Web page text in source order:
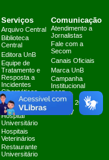
Serviços
Arquivo Central
Biblioteca
Central
Editora UnB
Equipe de
Tratamento e
Resposta a
Incidentes
Cibernéticos
Fazenda Água
Limpa
Hospital
Universitário
Hospitais
Veterinários
Restaurante
Universitário
Comunicação
Atendimento a
Jornalistas
Fale com a
Secom
Canais Oficiais
Marca UnB
Campanha
Institucional
2025
Planner 2024
UnB TV